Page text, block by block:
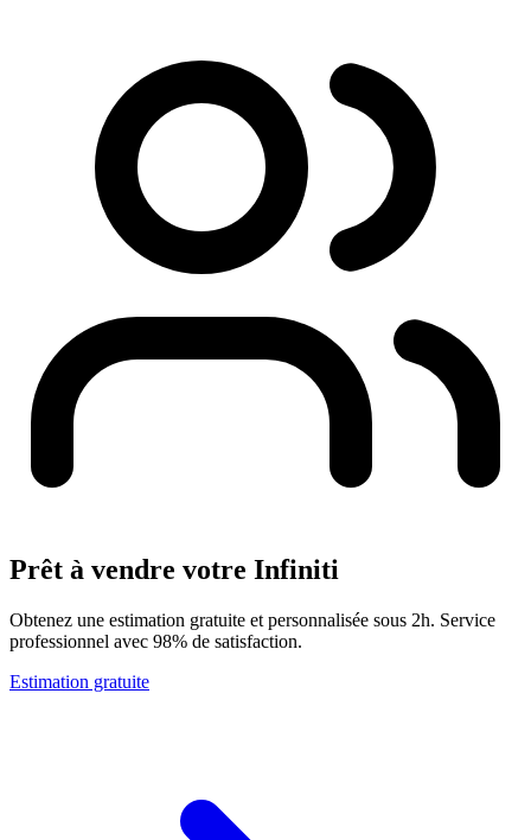
Prêt à vendre votre Infiniti
Obtenez une estimation gratuite et personnalisée sous 2h. Service
professionnel avec 98% de satisfaction.
Estimation gratuite